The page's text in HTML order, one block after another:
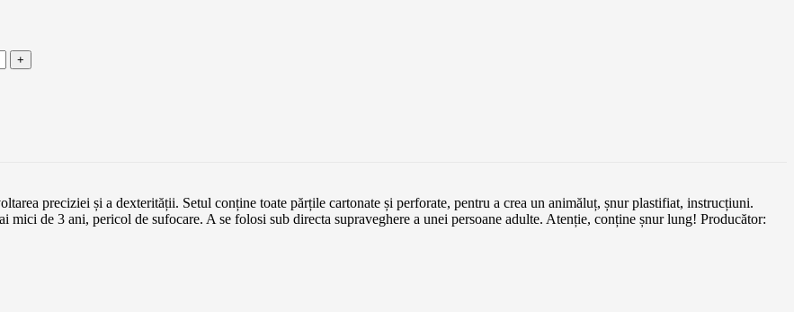
preciziei și a dexterității. Setul conține toate părțile cartonate și perforate, pentru a crea un animăluț, șnur plastifiat, instrucțiuni.
de 3 ani, pericol de sufocare. A se folosi sub directa supraveghere a unei persoane adulte. Atenție, conține șnur lung! Producător: